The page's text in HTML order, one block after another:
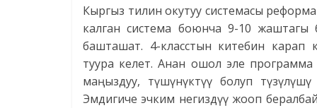
Кыргыз тилин окутуу системасы
калган система боюнча 9-10
башташат. 4-класстын китебин карап
туура келет. Анан ошол эле программа
маңыздуу, түшүнүктүү болуп
Эмдигиче эчким негиздүү жооп